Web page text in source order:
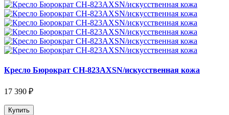
Кресло Бюрократ CH-823AXSN/искусственная кожа
17 390 ₽
Купить